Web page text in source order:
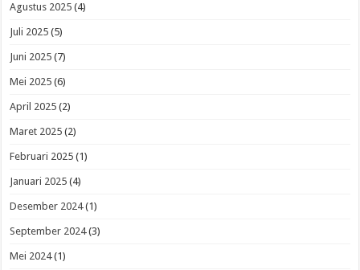
Agustus 2025 (4)
Juli 2025 (5)
Juni 2025 (7)
Mei 2025 (6)
April 2025 (2)
Maret 2025 (2)
Februari 2025 (1)
Januari 2025 (4)
Desember 2024(1)
September 2024(3)
Mei 2024(1)